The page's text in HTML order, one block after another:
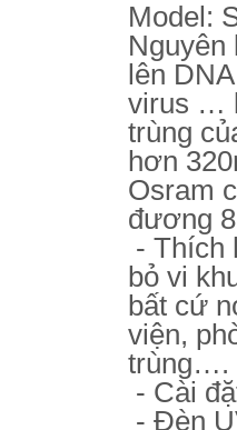
Model:
Nguyên
lên
virus …
trùng
hơn
Osram
đương
- Thích
bỏ vi
bất cứ
viện,
trùng….
- Cài
- Đèn